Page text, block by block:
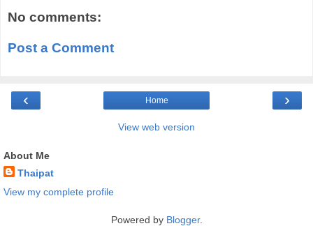
No comments:
Post a Comment
‹ ›
Home
View web version
About Me
Thaipat
View my complete profile
Powered by Blogger.